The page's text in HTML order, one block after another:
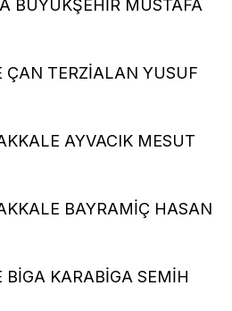
BÜYÜKŞEHİR MUSTAFA
ÇAN TERZİALAN YUSUF
AYVACIK MESUT
BAYRAMİÇ HASAN
KARABİGA SEMİH